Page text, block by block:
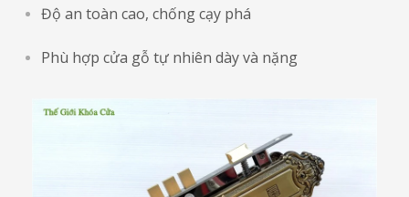
Độ an toàn cao, chống cạy phá
Phù hợp cửa gỗ tự nhiên dày và nặng